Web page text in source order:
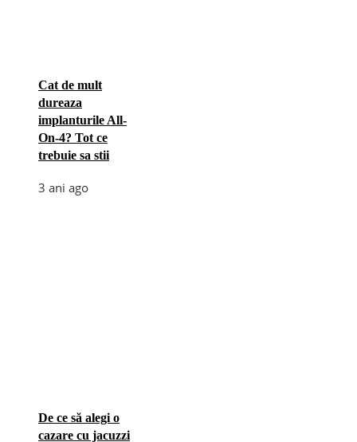
Cat de mult
dureaza
implanturile All-
On-4? Tot ce
trebuie sa stii
3 ani ago
De ce să alegi o
cazare cu jacuzzi